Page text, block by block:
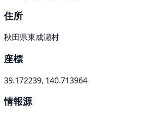
住所
秋田県東成瀬村
座標
39.172239, 140.713964
情報源